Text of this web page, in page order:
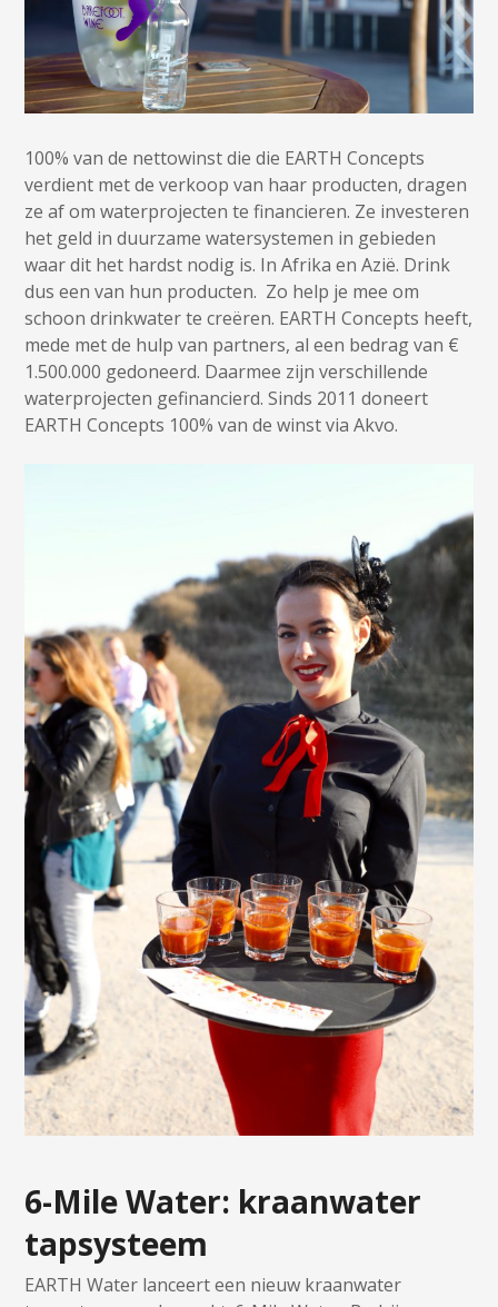
100% van de nettowinst die die EARTH Concepts
verdient met de verkoop van haar producten, dragen
ze af om waterprojecten te financieren. Ze investeren
het geld in duurzame watersystemen in gebieden
waar dit het hardst nodig is. In Afrika en Azië. Drink
dus een van hun producten. Zo help je mee om
schoon drinkwater te creëren. EARTH Concepts heeft,
mede met de hulp van partners, al een bedrag van €
1.500.000 gedoneerd. Daarmee zijn verschillende
waterprojecten gefinancierd. Sinds 2011 doneert
EARTH Concepts 100% van de winst via Akvo.
6-Mile Water: kraanwater
tapsysteem
EARTH Water lanceert een nieuw kraanwater